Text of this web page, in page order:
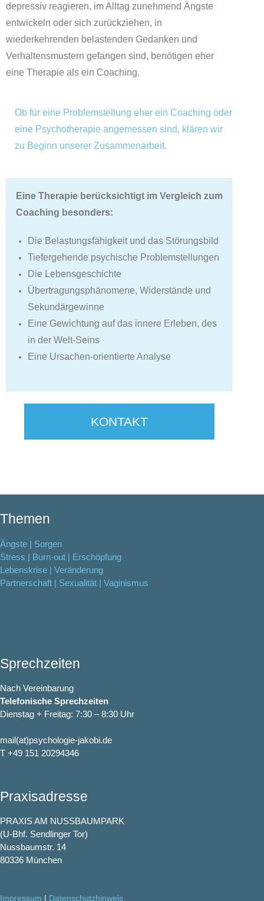
depressiv reagieren, im Alltag zunehmend Ängste
entwickeln oder sich zurückziehen, in
wiederkehrenden belastenden Gedanken und
Verhaltensmustern gefangen sind, benötigen eher
eine Therapie als ein Coaching.
Ob für eine Problemstellung eher ein Coaching oder
eine Psychotherapie angemessen sind, klären wir
zu Beginn unserer Zusammenarbeit.
Eine Therapie berücksichtigt im Vergleich zum
Coaching besonders:
Die Belastungsfähigkeit und das Störungsbild
Tiefergehende psychische Problemstellungen
Die Lebensgeschichte
Übertragungsphänomene, Widerstände und
Sekundärgewinne
Eine Gewichtung auf das innere Erleben, des
in der Welt-Seins
Eine Ursachen-orientierte Analyse
KONTAKT
Themen
Ängste | Sorgen
Stress | Burn-out | Erschöpfung
Lebenskrise | Veränderung
Partnerschaft | Sexualität | Vaginismus
Sprechzeiten
Nach Vereinbarung
Telefonische Sprechzeiten
Dienstag + Freitag: 7:30 – 8:30 Uhr
mail(at)psychologie-jakobi.de
T +49 151 20294346
Praxisadresse
PRAXIS AM NUSSBAUMPARK
(U-Bhf. Sendlinger Tor)
Nussbaumstr. 14
80336 München
Impressum | Datenschutzhinweis